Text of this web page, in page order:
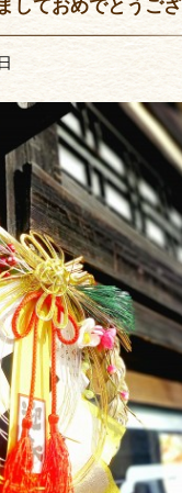
しておめでとうござ